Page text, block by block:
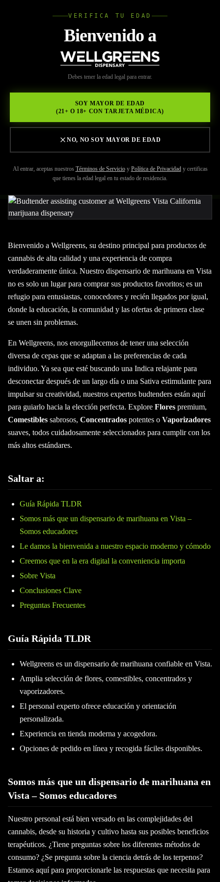
VERIFICA TU EDAD
Bienvenido a
Debes tener la edad legal para entrar.
SOY MAYOR DE EDAD
(21+ O 18+ CON TARJETA MÉDICA)
NO, NO SOY MAYOR DE EDAD
Al entrar, aceptas nuestros Términos de Servicio y Política de Privacidad y certificas
que tienes la edad legal en tu estado de residencia.
Volver a Recursos
Elige Wellgreens, un
dispensario de marihuana
en Vista para elevar tus
sentidos
Bienvenido a Wellgreens, su destino principal para productos de
cannabis de alta calidad y una experiencia de compra
verdaderamente única. Nuestro dispensario de marihuana en Vista
no es solo un lugar para comprar sus productos favoritos; es un
refugio para entusiastas, conocedores y recién llegados por igual,
donde la educación, la comunidad y las ofertas de primera clase
se unen sin problemas.
En Wellgreens, nos enorgullecemos de tener una selección
diversa de cepas que se adaptan a las preferencias de cada
individuo. Ya sea que esté buscando una Indica relajante para
desconectar después de un largo día o una Sativa estimulante para
impulsar su creatividad, nuestros expertos budtenders están aquí
para guiarlo hacia la elección perfecta. Explore Flores premium,
Comestibles sabrosos, Concentrados potentes o Vaporizadores
suaves, todos cuidadosamente seleccionados para cumplir con los
más altos estándares.
Saltar a:
Guía Rápida TLDR
Somos más que un dispensario de marihuana en Vista –
Somos educadores
Le damos la bienvenida a nuestro espacio moderno y cómodo
Creemos que en la era digital la conveniencia importa
Sobre Vista
Conclusiones Clave
Preguntas Frecuentes
Guía Rápida TLDR
Wellgreens es un dispensario de marihuana confiable en Vista.
Amplia selección de flores, comestibles, concentrados y
vaporizadores.
El personal experto ofrece educación y orientación
personalizada.
Experiencia en tienda moderna y acogedora.
Opciones de pedido en línea y recogida fáciles disponibles.
Somos más que un dispensario de marihuana en
Vista – Somos educadores
Nuestro personal está bien versado en las complejidades del
cannabis, desde su historia y cultivo hasta sus posibles beneficios
terapéuticos. ¿Tiene preguntas sobre los diferentes métodos de
consumo? ¿Se pregunta sobre la ciencia detrás de los terpenos?
Estamos aquí para proporcionarle las respuestas que necesita para